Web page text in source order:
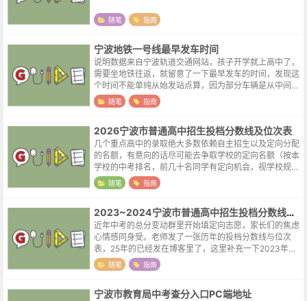
随笔 指南
宁波地铁一号线最早发车时间
说明数据来自宁波轨道交通网站，孩子开学就上高中了，
需要坐地铁往返，就留意了一下最早发车的时间，发现这
个时间不能单纯从始发站点算，因为部分车辆是从中间站
点始发的，比如表格中的往霞浦方向首班车，这一方向在
中间站点东环南路也有一趟车首发，所...
随笔 指南
2026宁波市普通高中招生投档分数线及位次表
几个重点高中的录取绝大多数依赖自主招生以及定向分配
的名额，有意向的话尽可能去争取学校的定向名额（按本
学校的中考排名，前几十名同学有定向机会，视学校规模
不同名额会有较大出入）。孩子能进好的学校，那自然得
之我幸，但孩子努力了却没有考到满意...
随笔 指南
2023~2024宁波市普通高中招生投档分数线及位次表
近年中考的总分变动群里开始填定向志愿，家长们的焦虑
心情感同身受。老师发了一张历年的投档分数线与位次
表，25年的已经发在博客里了，这里补充一下2023年与
2024年的。因为2026年宁波的中考总分为660，与前两
年相同，23年的数据其实...
随笔 指南
宁波市教育局中考查分入口PC端地址